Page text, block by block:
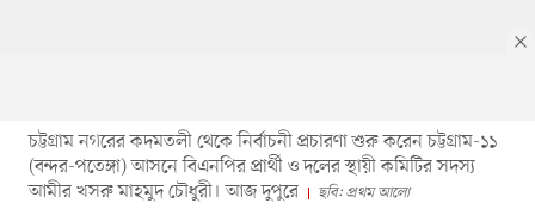
চট্টগ্রাম নগরের কদমতলী থেকে নির্বাচনী প্রচারণা শুরু করেন চট্টগ্রাম-১১
(বন্দর-পতেঙ্গা) আসনে বিএনপির প্রার্থী ও দলের স্থায়ী কমিটির সদস্য
আমীর খসরু মাহমুদ চৌধুরী। আজ দুপুরে
ছবি: প্রথম আলো